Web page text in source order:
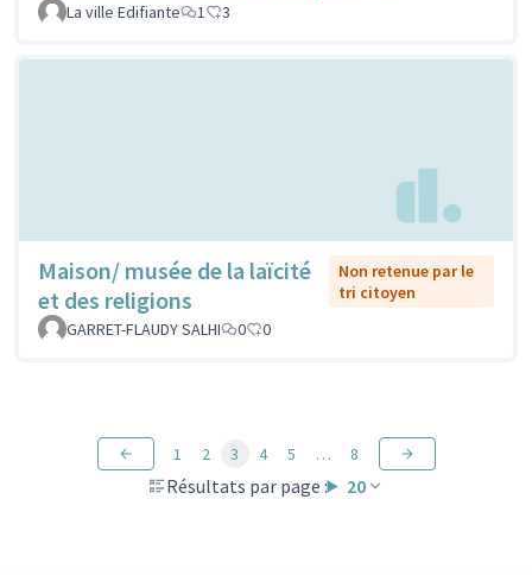
La ville Edifiante 1 3
Maison/ musée de la laïcité
et des religions
Non retenue par le
tri citoyen
GARRET-FLAUDY SALHI
0 0
Résultats par page : 20
1 2 3 4 5 … 8